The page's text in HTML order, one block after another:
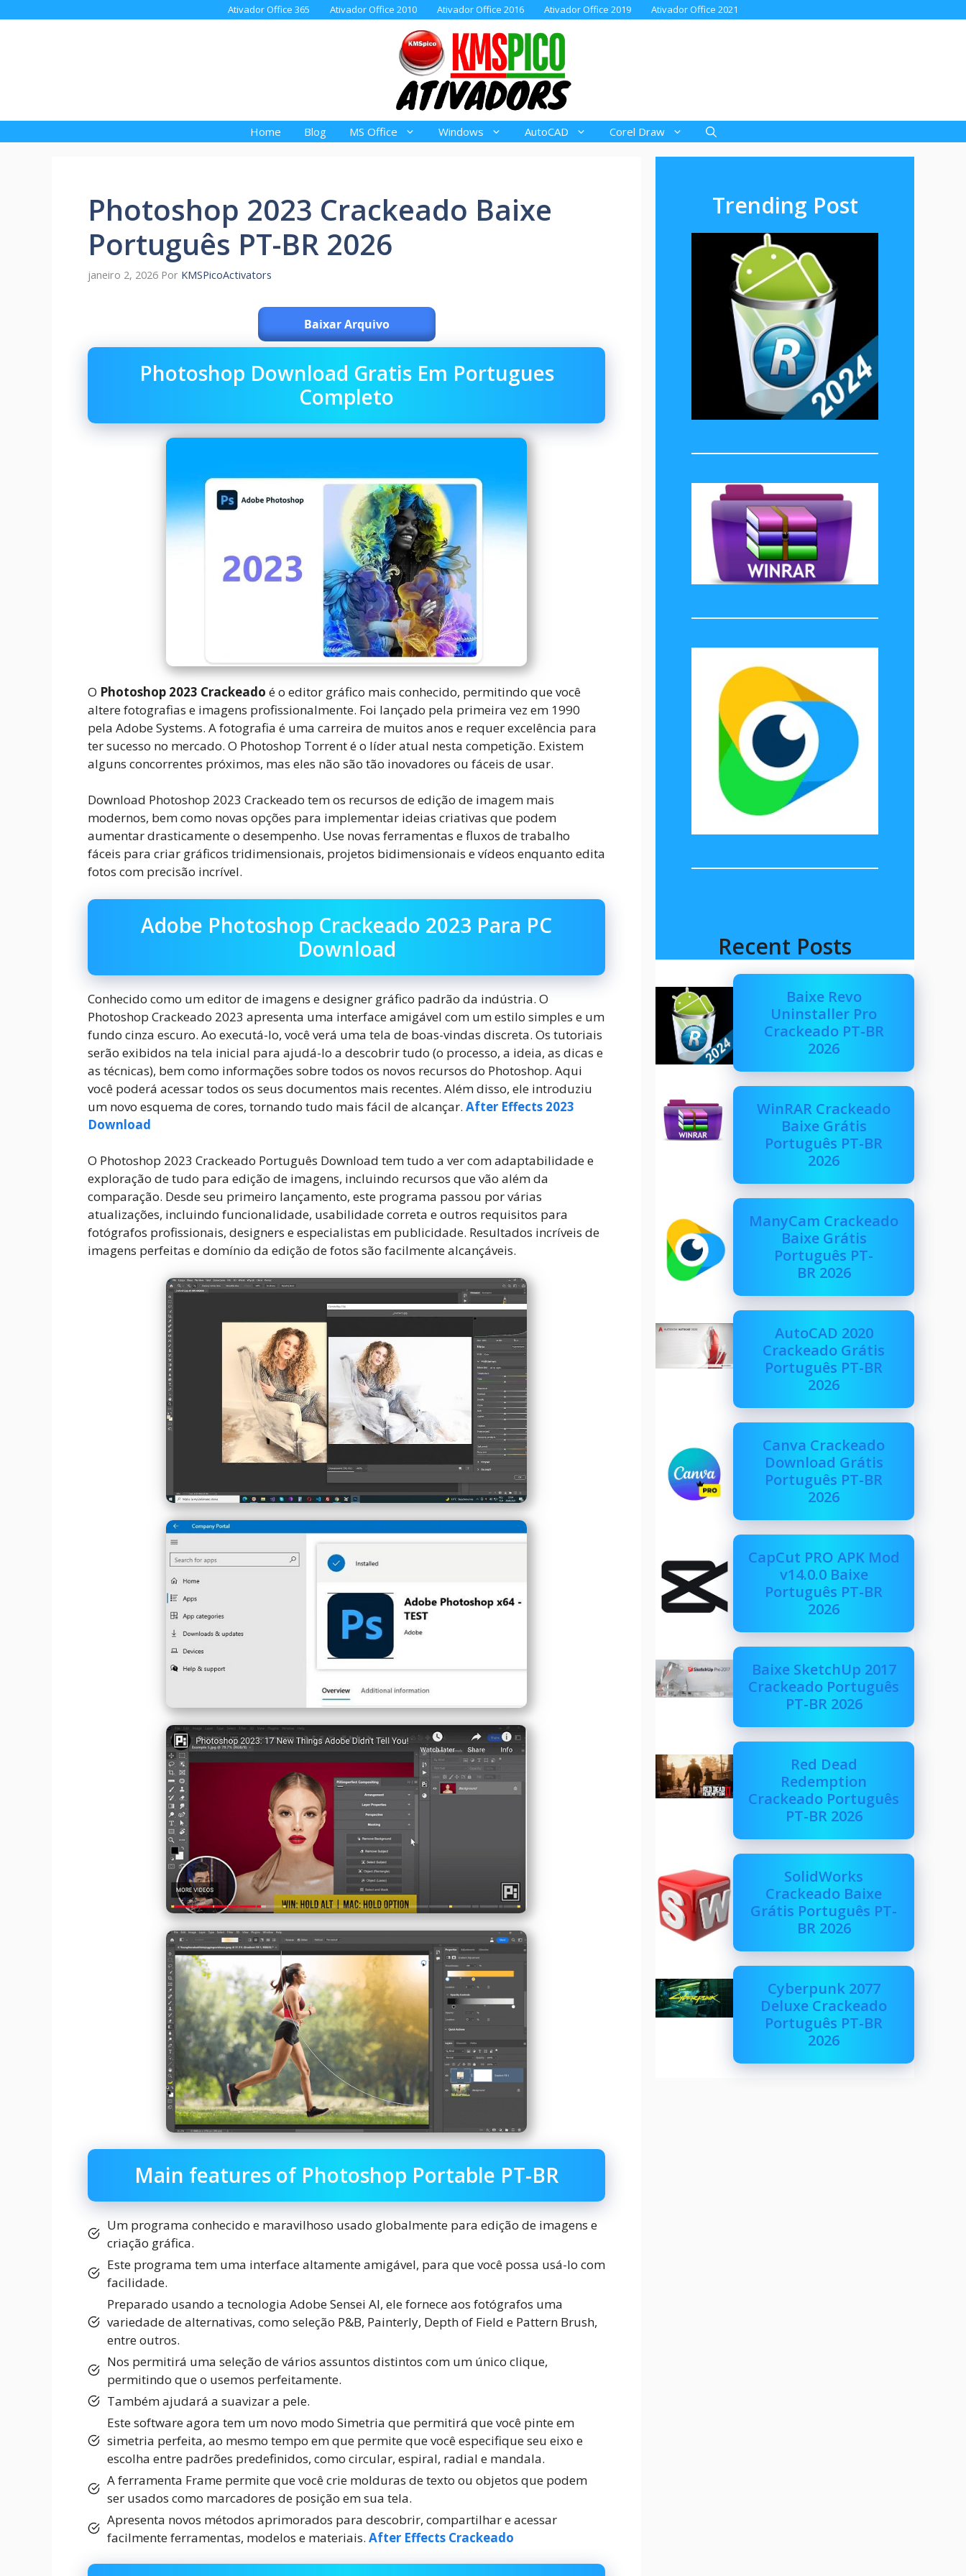
Ativador Office 365 Ativador Office 2010 Ativador Office 2016 Ativador Office 2019 Ativador Office 2021
Home Blog MS Office Windows AutoCAD Corel Draw
Photoshop 2023 Crackeado Baixe
Português PT-BR 2026
janeiro 2, 2026 Por KMSPicoActivators
Baixar Arquivo
Photoshop Download Gratis Em Portugues
Completo
O Photoshop 2023 Crackeado é o editor gráfico mais conhecido, permitindo que você
altere fotografias e imagens profissionalmente. Foi lançado pela primeira vez em 1990
pela Adobe Systems. A fotografia é uma carreira de muitos anos e requer excelência para
ter sucesso no mercado. O Photoshop Torrent é o líder atual nesta competição. Existem
alguns concorrentes próximos, mas eles não são tão inovadores ou fáceis de usar.
Download Photoshop 2023 Crackeado tem os recursos de edição de imagem mais
modernos, bem como novas opções para implementar ideias criativas que podem
aumentar drasticamente o desempenho. Use novas ferramentas e fluxos de trabalho
fáceis para criar gráficos tridimensionais, projetos bidimensionais e vídeos enquanto edita
fotos com precisão incrível.
Adobe Photoshop Crackeado 2023 Para PC
Download
Conhecido como um editor de imagens e designer gráfico padrão da indústria. O
Photoshop Crackeado 2023 apresenta uma interface amigável com um estilo simples e um
fundo cinza escuro. Ao executá-lo, você verá uma tela de boas-vindas discreta. Os tutoriais
serão exibidos na tela inicial para ajudá-lo a descobrir tudo (o processo, a ideia, as dicas e
as técnicas), bem como informações sobre todos os novos recursos do Photoshop. Aqui
você poderá acessar todos os seus documentos mais recentes. Além disso, ele introduziu
um novo esquema de cores, tornando tudo mais fácil de alcançar. After Effects 2023
Download
O Photoshop 2023 Crackeado Português Download tem tudo a ver com adaptabilidade e
exploração de tudo para edição de imagens, incluindo recursos que vão além da
comparação. Desde seu primeiro lançamento, este programa passou por várias
atualizações, incluindo funcionalidade, usabilidade correta e outros requisitos para
fotógrafos profissionais, designers e especialistas em publicidade. Resultados incríveis de
imagens perfeitas e domínio da edição de fotos são facilmente alcançáveis.
Main features of Photoshop Portable PT-BR
Um programa conhecido e maravilhoso usado globalmente para edição de imagens e
criação gráfica.
Este programa tem uma interface altamente amigável, para que você possa usá-lo com
facilidade.
Preparado usando a tecnologia Adobe Sensei AI, ele fornece aos fotógrafos uma
variedade de alternativas, como seleção P&B, Painterly, Depth of Field e Pattern Brush,
entre outros.
Nos permitirá uma seleção de vários assuntos distintos com um único clique,
permitindo que o usemos perfeitamente.
Também ajudará a suavizar a pele.
Este software agora tem um novo modo Simetria que permitirá que você pinte em
simetria perfeita, ao mesmo tempo em que permite que você especifique seu eixo e
escolha entre padrões predefinidos, como circular, espiral, radial e mandala.
A ferramenta Frame permite que você crie molduras de texto ou objetos que podem
ser usados ​​como marcadores de posição em sua tela.
Apresenta novos métodos aprimorados para descobrir, compartilhar e acessar
facilmente ferramentas, modelos e materiais. After Effects Crackeado
Trending Post
Recent Posts
Baixe Revo
Uninstaller Pro
Crackeado PT-BR
2026
WinRAR Crackeado
Baixe Grátis
Português PT-BR
2026
ManyCam Crackeado
Baixe Grátis
Português PT-
BR 2026
AutoCAD 2020
Crackeado Grátis
Português PT-BR
2026
Canva Crackeado
Download Grátis
Português PT-BR
2026
CapCut PRO APK Mod
v14.0.0 Baixe
Português PT-BR
2026
Baixe SketchUp 2017
Crackeado Português
PT-BR 2026
Red Dead
Redemption
Crackeado Português
PT-BR 2026
SolidWorks
Crackeado Baixe
Grátis Português PT-
BR 2026
Cyberpunk 2077
Deluxe Crackeado
Português PT-BR
2026